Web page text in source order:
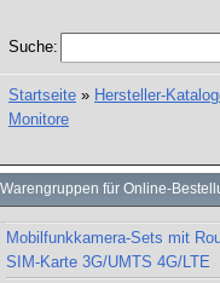
Suche:
Startseite » Hersteller-
Monitore
Warengruppen für Online-
Mobilfunkkamera-Sets mit
SIM-Karte 3G/UMTS 4G/LTE